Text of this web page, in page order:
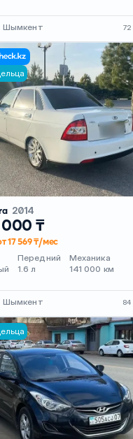
Шымкент 72
2014
₸
17 569 ₸/мес
Передний
1.6 л
Механика
141 000 км
Шымкент 84